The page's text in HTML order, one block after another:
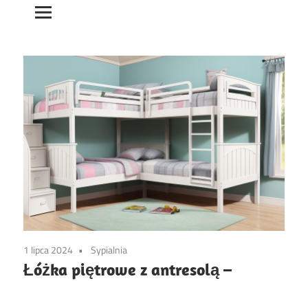
1 lipca 2024 Sypialnia
Łóżka piętrowe z antresolą –